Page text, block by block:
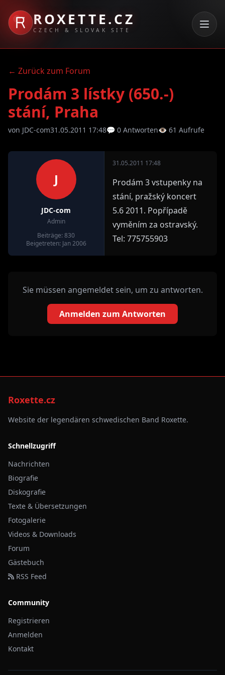
ROXETTE.CZ
CZECH & SLOVAK SITE
← Zurück zum Forum
Prodám 3 lístky (650.-)
stání, Praha
von JDC-com31.05.2011 17:48💬 0 Antworten👁 61 Aufrufe
J
JDC-com
Admin
Beiträge: 830
Beigetreten: Jan 2006
31.05.2011 17:48
Prodám 3 vstupenky na
stání, pražský koncert
5.6 2011. Popřípadě
vyměním za ostravský.
Tel: 775755903
Sie müssen angemeldet sein, um zu antworten.
Anmelden zum Antworten
Roxette.cz
Website der legendären schwedischen Band Roxette.
Schnellzugriff
Nachrichten
Biografie
Diskografie
Texte & Übersetzungen
Fotogalerie
Videos & Downloads
Forum
Gästebuch
RSS Feed
Community
Registrieren
Anmelden
Kontakt